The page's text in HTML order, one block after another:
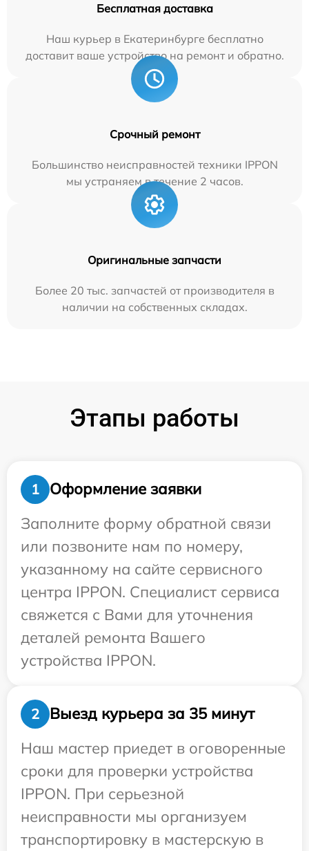
Бесплатная доставка
Наш курьер в Екатеринбурге бесплатно
доставит ваше устройство на ремонт и обратно.
Срочный ремонт
Большинство неисправностей техники IPPON
мы устраняем в течение 2 часов.
Оригинальные запчасти
Более 20 тыс. запчастей от производителя в
наличии на собственных складах.
Этапы работы
1
Оформление заявки
Заполните форму обратной связи
или позвоните нам по номеру,
указанному на сайте сервисного
центра IPPON. Специалист сервиса
свяжется с Вами для уточнения
деталей ремонта Вашего
устройства IPPON.
2
Выезд курьера за 35 минут
Наш мастер приедет в оговоренные
сроки для проверки устройства
IPPON. При серьезной
неисправности мы организуем
транспортировку в мастерскую в